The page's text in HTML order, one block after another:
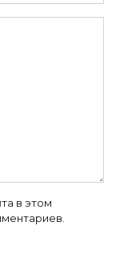
в этом